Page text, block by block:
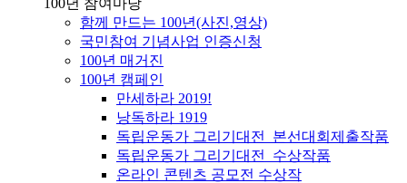
함께 만드는 100년(사진,영상)
국민참여 기념사업 인증신청
100년 매거진
100년 캠페인
만세하라 2019!
낭독하라 1919
독립운동가 그리기대전_본선대회제출작품
독립운동가 그리기대전_수상작품
온라인 콘텐츠 공모전 수상작